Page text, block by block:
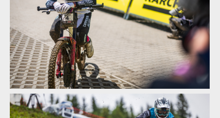
Textem i obrazem: Vojta Hanák přiblíží Světový pohár
v rakouském Leogangu